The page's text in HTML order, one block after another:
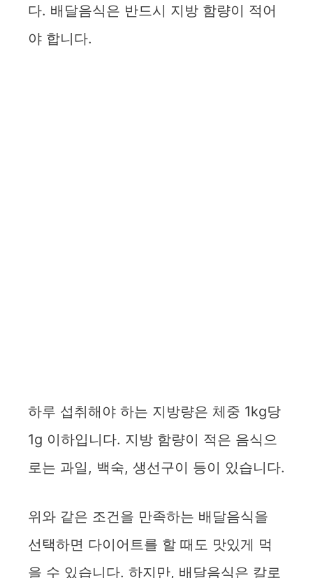
다. 배달음식은 반드시 지방 함량이 적어
야 합니다.
하루 섭취해야 하는 지방량은 체중 1kg당
1g 이하입니다. 지방 함량이 적은 음식으
로는 과일, 백숙, 생선구이 등이 있습니다.
위와 같은 조건을 만족하는 배달음식을
선택하면 다이어트를 할 때도 맛있게 먹
을 수 있습니다. 하지만, 배달음식은 칼로